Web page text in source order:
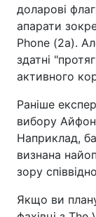
доларові
апарати
Phone (2a).
здатні
активного
Раніше
вибору
Наприклад,
визнана
зору
Якщо ви